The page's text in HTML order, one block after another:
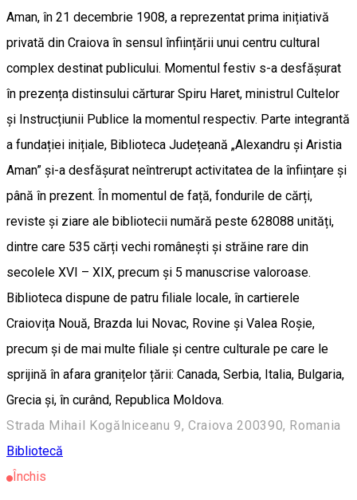
Aman, în 21 decembrie 1908, a reprezentat prima inițiativă
privată din Craiova în sensul înființării unui centru cultural
complex destinat publicului. Momentul festiv s-a desfășurat
în prezența distinsului cărturar Spiru Haret, ministrul Cultelor
și Instrucțiunii Publice la momentul respectiv. Parte integrantă
a fundației inițiale, Biblioteca Județeană „Alexandru și Aristia
Aman” și-a desfășurat neîntrerupt activitatea de la înființare și
până în prezent. În momentul de față, fondurile de cărți,
reviste și ziare ale bibliotecii numără peste 628088 unități,
dintre care 535 cărți vechi românești și străine rare din
secolele XVI – XIX, precum și 5 manuscrise valoroase.
Biblioteca dispune de patru filiale locale, în cartierele
Craiovița Nouă, Brazda lui Novac, Rovine și Valea Roșie,
precum și de mai multe filiale și centre culturale pe care le
sprijină în afara granițelor țării: Canada, Serbia, Italia, Bulgaria,
Grecia și, în curând, Republica Moldova.
Strada Mihail Kogălniceanu 9, Craiova 200390, Romania
Bibliotecă
Închis